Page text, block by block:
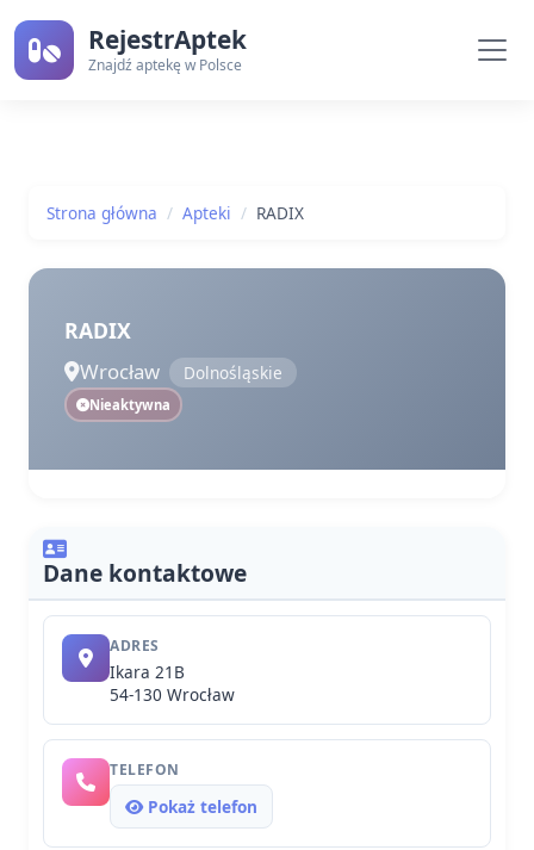
RejestrAptek
Znajdź aptekę w Polsce
Strona główna Apteki RADIX
RADIX
Wrocław Dolnośląskie
Nieaktywna
Dane kontaktowe
ADRES
Ikara 21B
54-130 Wrocław
TELEFON
Pokaż telefon